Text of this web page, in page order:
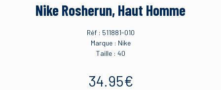
Nike Rosherun, Haut Homme
Réf : 511881-010
Marque : Nike
Taille : 40
34.95€